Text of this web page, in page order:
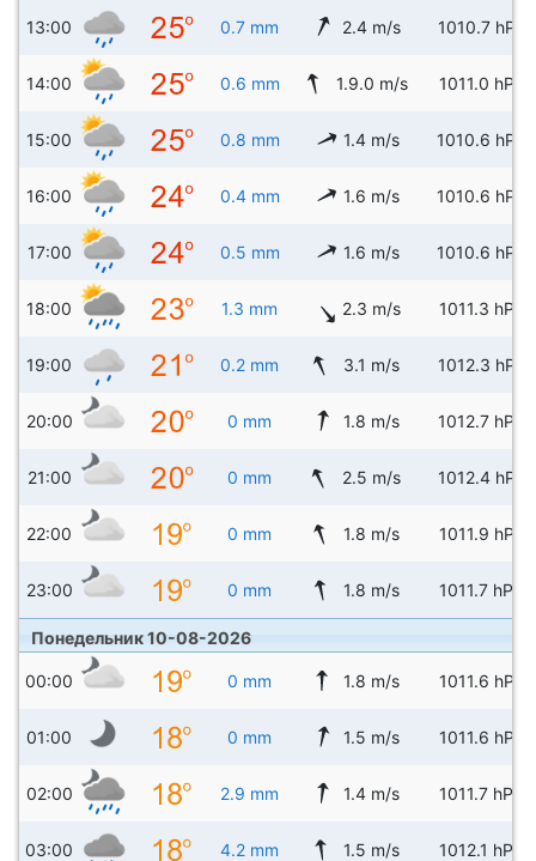
13:00 0.7 mm 2.4 m/s 1010.7 hPa
14:00 0.6 mm 1.9.0 m/s 1011.0 hPa
15:00 0.8 mm 1.4 m/s 1010.6 hPa
16:00 0.4 mm 1.6 m/s 1010.6 hPa
17:00 0.5 mm 1.6 m/s 1010.6 hPa
18:00 1.3 mm 2.3 m/s 1011.3 hPa
19:00 0.2 mm 3.1 m/s 1012.3 hPa
20:00 0 mm 1.8 m/s 1012.7 hPa
21:00 0 mm 2.5 m/s 1012.4 hPa
22:00 0 mm 1.8 m/s 1011.9 hPa
23:00 0 mm 1.8 m/s 1011.7 hPa
Понедельник 10-08-2026
00:00 0 mm 1.8 m/s 1011.6 hPa
01:00 0 mm 1.5 m/s 1011.6 hPa
02:00 2.9 mm 1.4 m/s 1011.7 hPa
03:00 4.2 mm 1.5 m/s 1012.1 hPa